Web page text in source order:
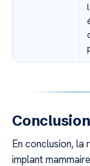
Conclusion
En conclusion, la
implant